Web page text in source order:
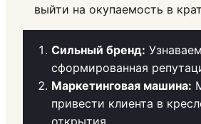
выйти на окупаемость в
Сильный бренд:
сформированная
Маркетинговая машина:
привести клиента в